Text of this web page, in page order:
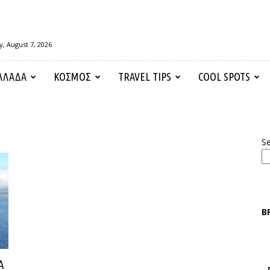
August 7, 2026
ΚΟΣΜΟΣ TRAVEL TIPS COOL SPOTS